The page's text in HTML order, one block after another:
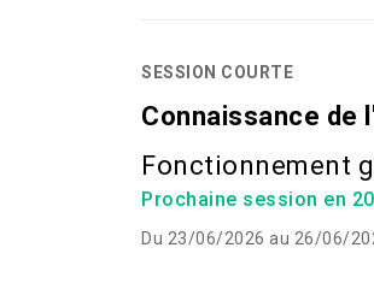
SESSION COURTE
Connaissance de
Fonctionnement
Prochaine session en
Du 23/06/2026 au 26/06/